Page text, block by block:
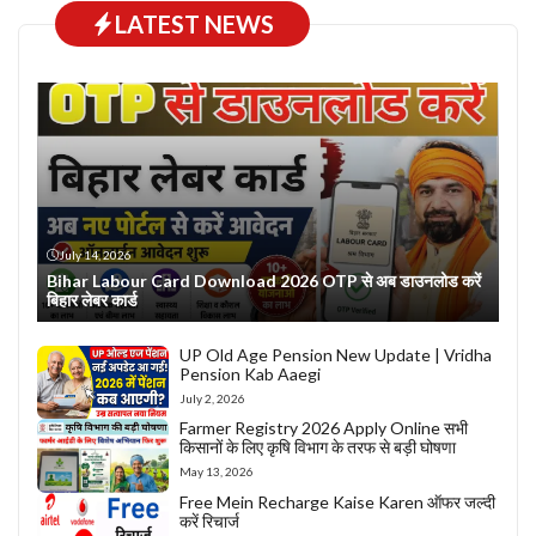
LATEST NEWS
July 14, 2026
Bihar Labour Card Download 2026 OTP से अब डाउनलोड करें
बिहार लेबर कार्ड
UP Old Age Pension New Update | Vridha
Pension Kab Aaegi
July 2, 2026
Farmer Registry 2026 Apply Online सभी
किसानों के लिए कृषि विभाग के तरफ से बड़ी घोषणा
May 13, 2026
Free Mein Recharge Kaise Karen ऑफर जल्दी
करें रिचार्ज